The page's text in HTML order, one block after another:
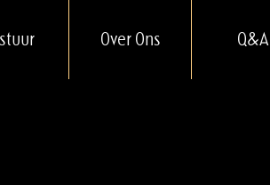
Over Ons Q&A